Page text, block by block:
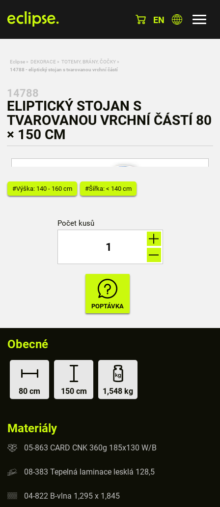
EN
Eclipse » DEKORACE » TOTEMY, BRÁNY, ČOČKY »
14788 - eliptický stojan s tvarovanou vrchní částí
14788
ELIPTICKÝ STOJAN S
TVAROVANOU VRCHNÍ ČÁSTÍ 80
× 150 CM
#Výška: 140 - 160 cm #Šířka: < 140 cm
Počet kusů
Obecné
80 cm 150 cm 1,548 kg
Materiály
05-863 CARD CNK 360g 185x130 W/B
08-383 Tepelná laminace lesklá 128,5
04-822 B-vlna 1,295 x 1,845